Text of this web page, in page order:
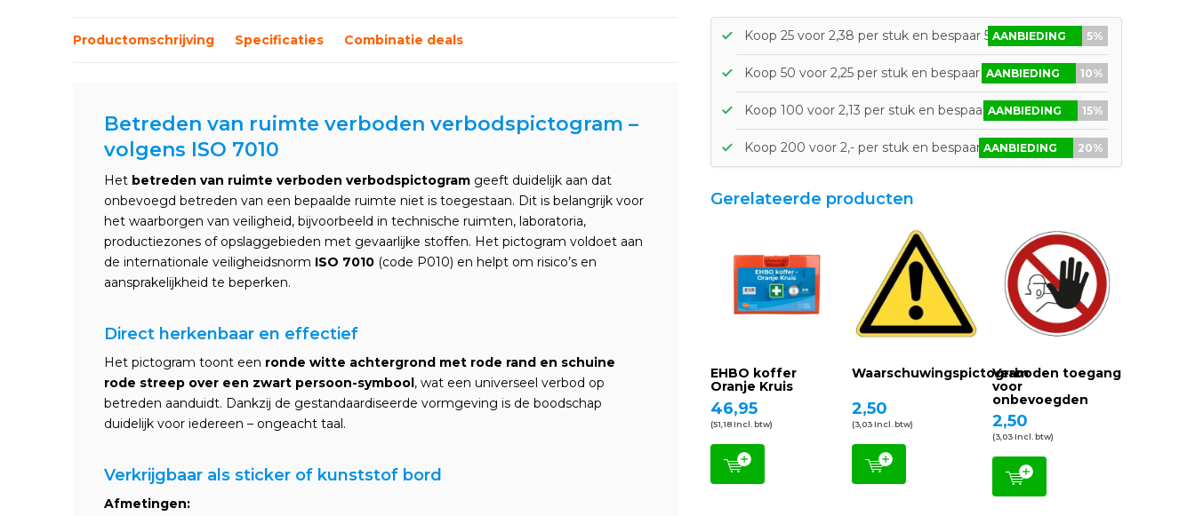
Productomschrijving Specificaties Combinatie deals
Betreden van ruimte verboden verbodspictogram –
volgens ISO 7010
Het betreden van ruimte verboden verbodspictogram geeft duidelijk aan dat
onbevoegd betreden van een bepaalde ruimte niet is toegestaan. Dit is belangrijk voor
het waarborgen van veiligheid, bijvoorbeeld in technische ruimten, laboratoria,
productiezones of opslaggebieden met gevaarlijke stoffen. Het pictogram voldoet aan
de internationale veiligheidsnorm ISO 7010 (code P010) en helpt om risico’s en
aansprakelijkheid te beperken.
Direct herkenbaar en effectief
Het pictogram toont een ronde witte achtergrond met rode rand en schuine
rode streep over een zwart persoon-symbool, wat een universeel verbod op
betreden aanduidt. Dankzij de gestandaardiseerde vormgeving is de boodschap
duidelijk voor iedereen – ongeacht taal.
Verkrijgbaar als sticker of kunststof bord
Afmetingen:
Koop 25 voor 2,38 per stuk en bespaar 5%AANBIEDING 5%
Koop 50 voor 2,25 per stuk en bespaar 10%AANBIEDING 10%
Koop 100 voor 2,13 per stuk en bespaar 15%AANBIEDING 15%
Koop 200 voor 2,- per stuk en bespaar 20%AANBIEDING 20%
Gerelateerde producten
EHBO koffer
Oranje Kruis
46,95
(51,18 Incl. btw)
Waarschuwingspictogram
2,50
(3,03 Incl. btw)
Verboden toegang
voor
onbevoegden
2,50
(3,03 Incl. btw)